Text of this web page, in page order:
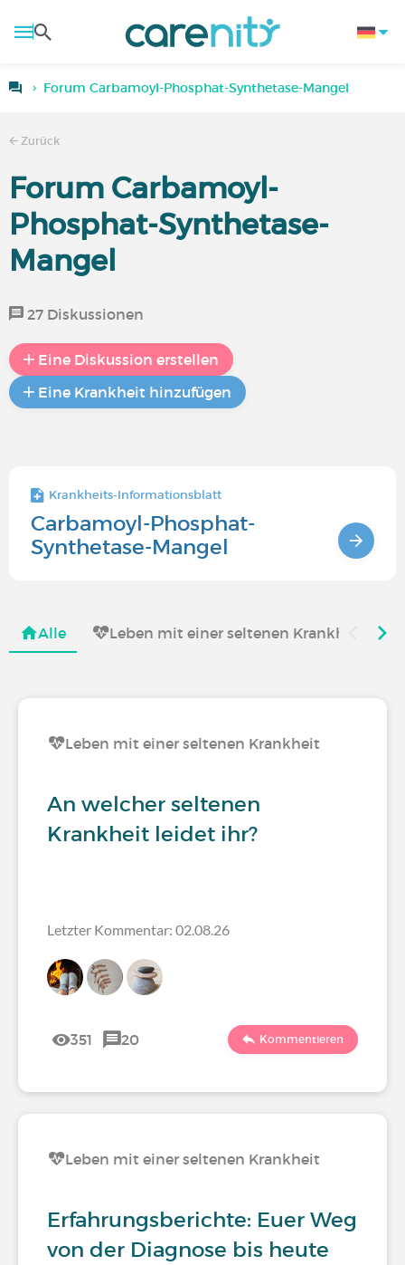
Forum Carbamoyl-Phosphat-Synthetase-Mangel
Zurück
Forum Carbamoyl-
Phosphat-Synthetase-
Mangel
27 Diskussionen
Eine Diskussion erstellen
Eine Krankheit hinzufügen
Krankheits-Informationsblatt
Carbamoyl-Phosphat-
Synthetase-Mangel
Alle Leben mit einer seltenen Krankheit
Leben mit einer seltenen Krankheit
An welcher seltenen
Krankheit leidet ihr?
Letzter Kommentar: 02.08.26
351 20 Kommentieren
Leben mit einer seltenen Krankheit
Erfahrungsberichte: Euer Weg
von der Diagnose bis heute